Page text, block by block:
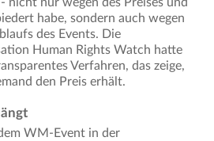
habe, sondern auch wegen
des Events. Die
Human Rights Watch hatte
Verfahren, das zeige,
den Preis erhält.
WM-Event in der